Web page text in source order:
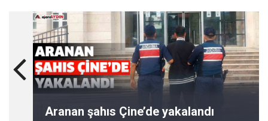
Aranan şahıs Çine’de yakalandı